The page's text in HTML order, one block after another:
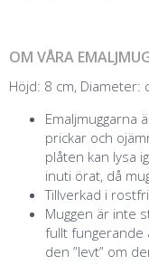
OM VÅRA
Höjd: 8 cm, Diameter:
Emaljmuggarna
prickar och
plåten kan lysa
inuti örat, då
Tillverkad i
Muggen är inte
fullt fungerande
den ”levt” om